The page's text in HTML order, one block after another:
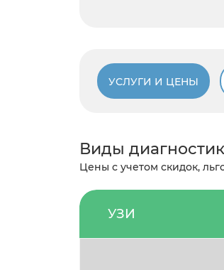
УСЛУГИ И ЦЕНЫ
Виды
Цены с учетом скидок,
УЗИ